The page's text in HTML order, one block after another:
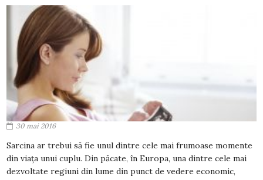
30 mai 2016
Sarcina ar trebui să fie unul dintre cele mai frumoase momente
din viaţa unui cuplu. Din păcate, în Europa, una dintre cele mai
dezvoltate regiuni din lume din punct de vedere economic,